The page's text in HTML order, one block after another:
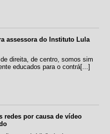
assessora do Instituto Lula
direita, de centro, somos sim
educados para o contrá[...]
redes por causa de vídeo